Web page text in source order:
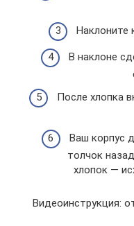
Наклоните
В наклоне
После хлопка
Ваш корпус
толчок
хлопок —
Видеоинструкция: